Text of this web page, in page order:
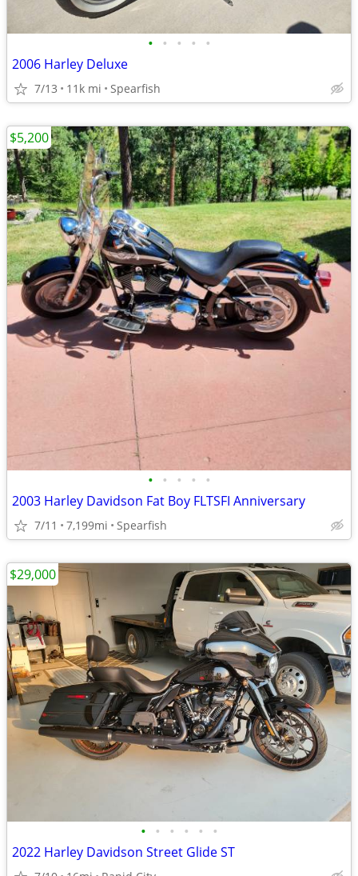
• • • • •
2006 Harley Deluxe
7/13 11k mi Spearfish
• • • • •
2003 Harley Davidson Fat Boy FLTSFI Anniversary
7/11 7,199mi Spearfish
$5,200
• • • • • •
2022 Harley Davidson Street Glide ST
$29,000